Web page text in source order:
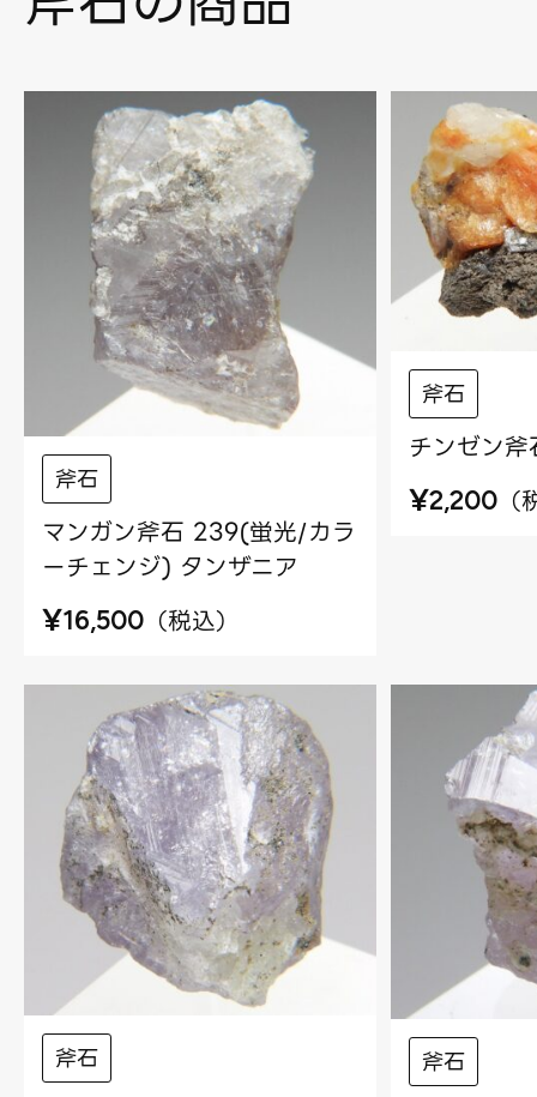
斧石
マンガン斧石 239(蛍光/カラ
ーチェンジ) タンザニア
¥16,500 （税込）
斧石
チンゼン
¥2,200 （
斧石 斧石